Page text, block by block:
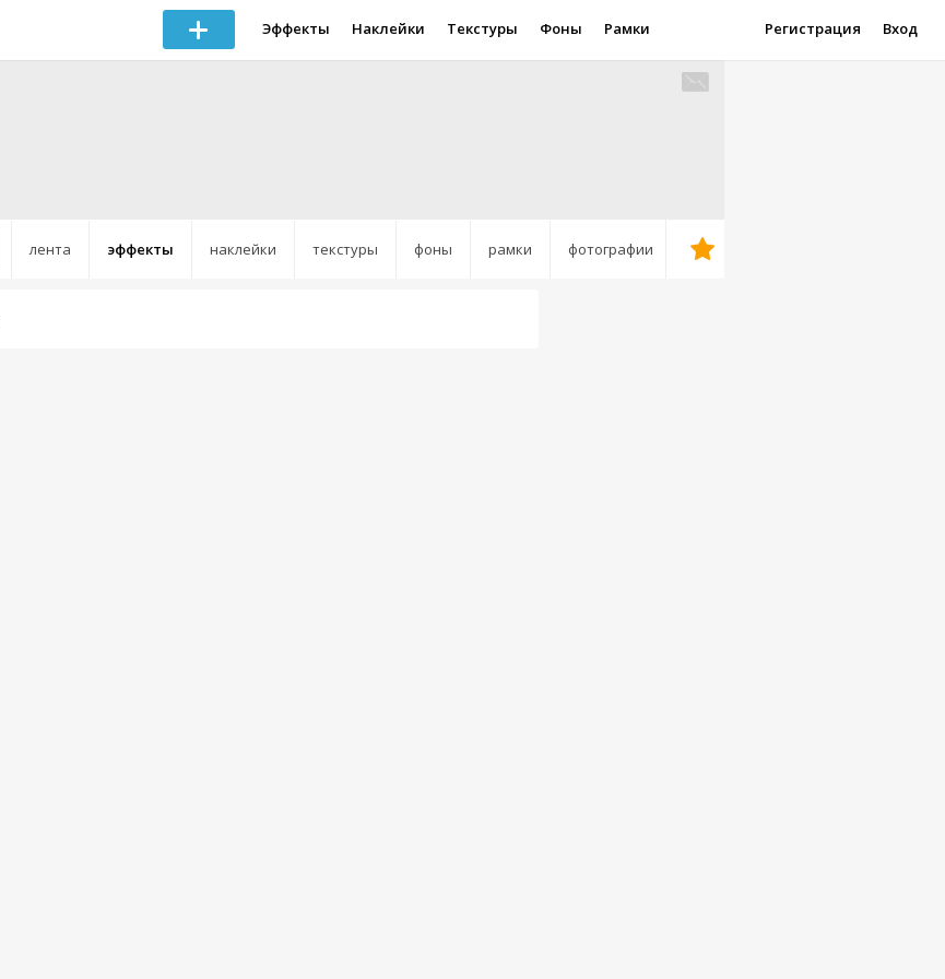
Эффекты Наклейки Текстуры Фоны Рамки Регистрация Вход
лента эффекты наклейки текстуры фоны рамки фотографии